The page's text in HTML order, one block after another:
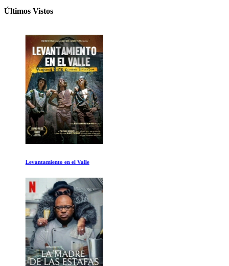
Últimos Vistos
Levantamiento en el Valle